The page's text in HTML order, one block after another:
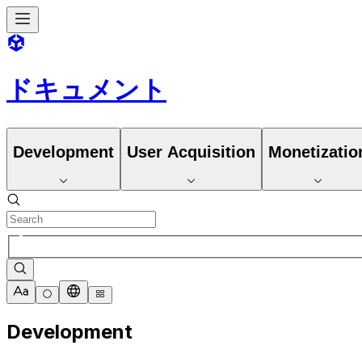
ドキュメント
Development User Acquisition
Development